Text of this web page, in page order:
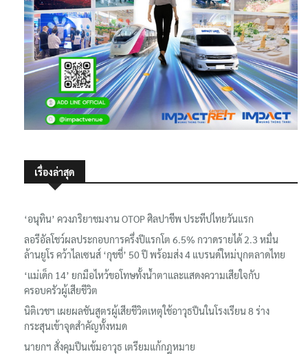
เรื่องล่าสุด
‘อนุทิน’ ควงภริยาชมงาน OTOP ศิลปาชีพ ประทีปไทยวันแรก
ลอรีอัลโชว์ผลประกอบการครึ่งปีแรกโต 6.5% กวาดรายได้ 2.3 หมื่น
ล้านยูโร คว้าไลเซนส์ ‘กุชชี่’ 50 ปี พร้อมส่ง 4 แบรนด์ใหม่บุกตลาดไทย
‘แม่เด็ก 14’ ยกมือไหว้ขอโทษทั้งน้ำตาและแสดงความเสียใจกับ
ครอบครัวผู้เสียชีวิต
นิติเวชฯ เผยผลชันสูตรผู้เสียชีวิตเหตุใช้อาวุธปืนในโรงเรียน 8 ร่าง
กระสุนเข้าจุดสำคัญทั้งหมด
นายกฯ สั่งคุมปืนเข้มอาวุธ เตรียมแก้กฎหมาย